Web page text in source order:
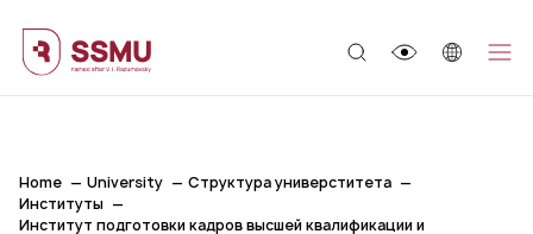
Home University
Структура универститета
Институты
Институт подготовки кадров высшей квалификации и